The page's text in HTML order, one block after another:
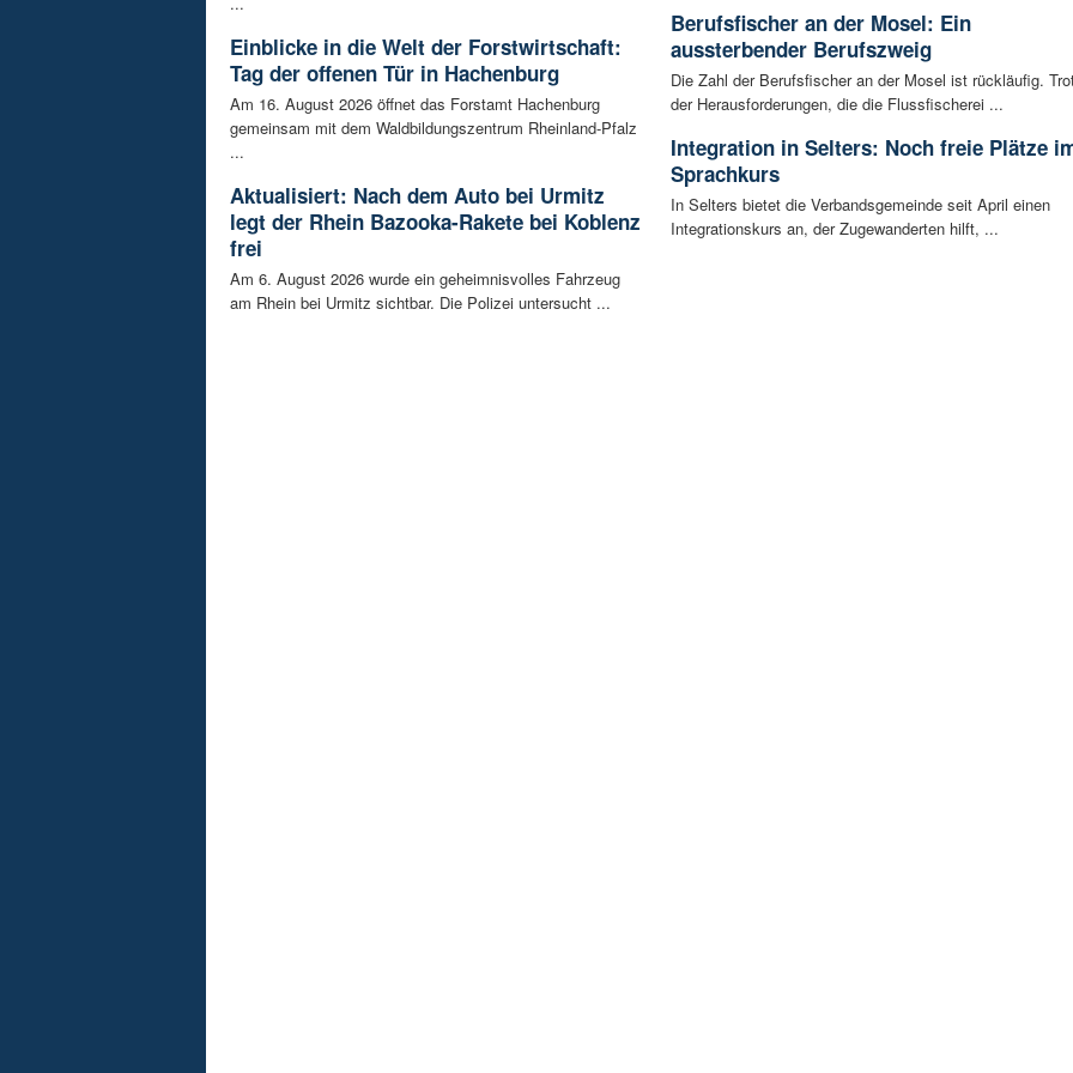
Einblicke in die Welt der Forstwirtschaft:
Tag der offenen Tür in Hachenburg
Am 16. August 2026 öffnet das Forstamt Hachenburg
gemeinsam mit dem Waldbildungszentrum Rheinland-Pfalz
...
Aktualisiert: Nach dem Auto bei Urmitz
legt der Rhein Bazooka-Rakete bei Koblenz
frei
Am 6. August 2026 wurde ein geheimnisvolles Fahrzeug
am Rhein bei Urmitz sichtbar. Die Polizei untersucht ...
Berufsfischer an der Mosel: Ein
aussterbender Berufszweig
Die Zahl der Berufsfischer an der Mosel ist rückläufig.
der Herausforderungen, die die Flussfischerei ...
Integration in Selters: Noch freie Plätze
Sprachkurs
In Selters bietet die Verbandsgemeinde seit April einen
Integrationskurs an, der Zugewanderten hilft, ...